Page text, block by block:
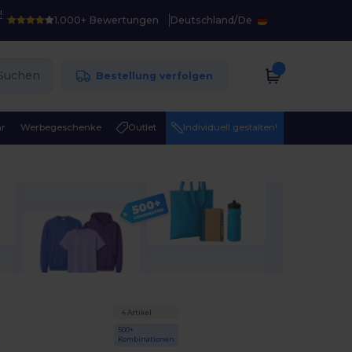
1.000+ Bewertungen Deutschland/De
Bestellung verfolgen
Werbegeschenke Outlet Individuell gestalten!
4 Artikel
500+
Kombinationen